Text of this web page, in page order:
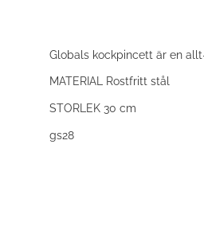
Globals kockpincett är en
MATERIAL Rostfritt stål
STORLEK 30 cm
gs28